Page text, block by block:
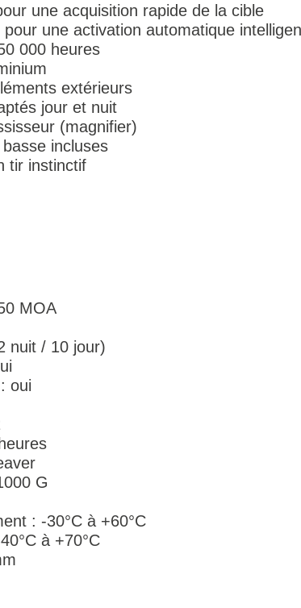
une acquisition rapide de la cible
une activation automatique
000 heures
extérieurs
jour et nuit
(magnifier)
incluses
tir instinctif
MOA
nuit / 10 jour)
oui
G
: -30°C à +60°C
à +70°C